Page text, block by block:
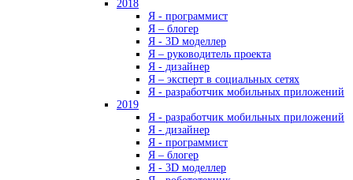
2018
Я - программист
Я – блогер
Я - 3D моделлер
Я – руководитель проекта
Я - дизайнер
Я – эксперт в социальных сетях
Я - разработчик мобильных приложений
2019
Я - разработчик мобильных приложений
Я - дизайнер
Я - программист
Я – блогер
Я - 3D моделлер